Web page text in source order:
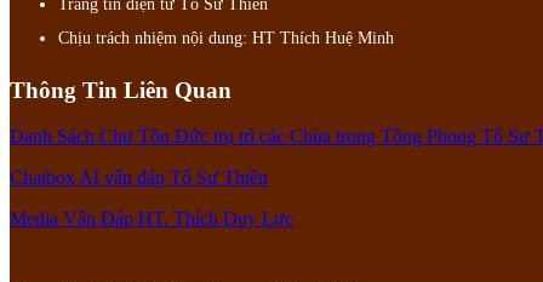
Chịu trách nhiệm nội dung: HT Thích Huệ Minh
Thông Tin Liên Quan
Danh Sách Chư Tôn Đức trụ trì các Chùa trong Tông Phong Tổ Sư
Chatbox AI vấn đáp Tổ Sư Thiền
Media Vấn Đáp HT. Thích Duy Lực